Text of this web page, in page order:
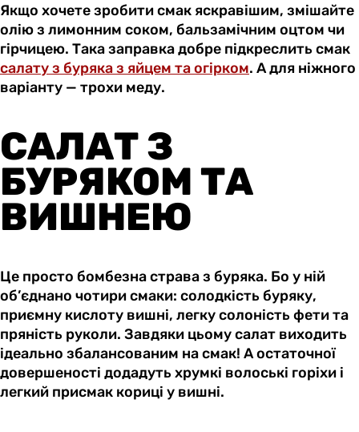
Якщо хочете зробити смак яскравішим, змішайте
олію з лимонним соком, бальзамічним оцтом чи
гірчицею. Така заправка добре підкреслить смак
салату з буряка з яйцем та огірком. А для ніжного
варіанту — трохи меду.
САЛАТ З
БУРЯКОМ ТА
ВИШНЕЮ
Це просто бомбезна страва з буряка. Бо у ній
об’єднано чотири смаки: солодкість буряку,
приємну кислоту вишні, легку солоність фети та
пряність руколи. Завдяки цьому салат виходить
ідеально збалансованим на смак! А остаточної
довершеності додадуть хрумкі волоські горіхи і
легкий присмак кориці у вишні.